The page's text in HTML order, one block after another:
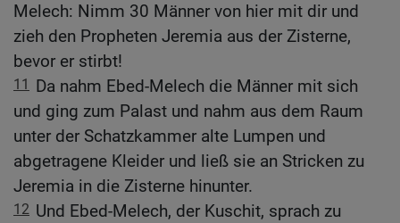
Melech: Nimm 30 Männer von hier mit dir und
zieh den Propheten Jeremia aus der Zisterne,
bevor er stirbt!
11
Da nahm Ebed-Melech die Männer mit sich
und ging zum Palast und nahm aus dem Raum
unter der Schatzkammer alte Lumpen und
abgetragene Kleider und ließ sie an Stricken zu
Jeremia in die Zisterne hinunter.
12 Und Ebed-Melech, der Kuschit, sprach zu